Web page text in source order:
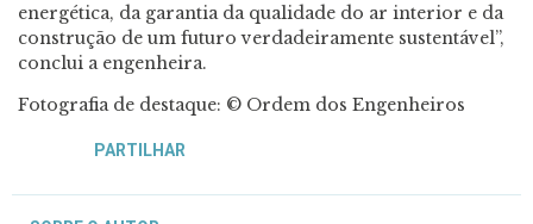
energética, da garantia da qualidade do ar interior e da
construção de um futuro verdadeiramente sustentável”,
conclui a engenheira.
Fotografia de destaque: © Ordem dos Engenheiros
PARTILHAR